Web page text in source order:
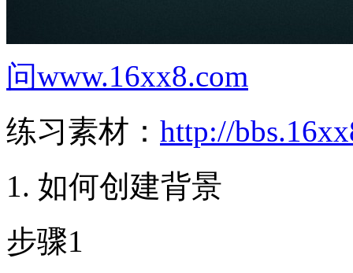
问www.16xx8.com
练习素材： http://
1. 如何创建背景
步骤1